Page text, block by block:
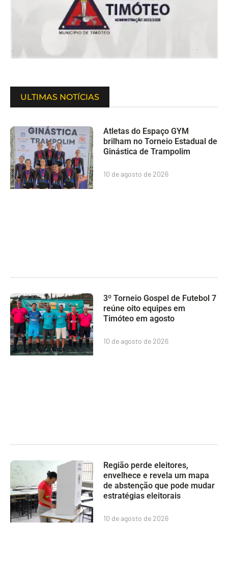
ULTIMAS NOTÍCIAS
Atletas do Espaço GYM
brilham no Torneio Estadual de
Ginástica de Trampolim
10 de agosto de 2026
3º Torneio Gospel de Futebol 7
reúne oito equipes em
Timóteo em agosto
10 de agosto de 2026
Região perde eleitores,
envelhece e revela um mapa
de abstenção que pode mudar
estratégias eleitorais
10 de agosto de 2026